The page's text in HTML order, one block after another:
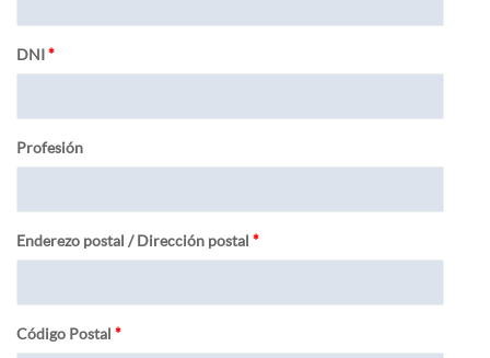
DNI*
Profesión
Enderezo postal / Dirección postal *
Código Postal *